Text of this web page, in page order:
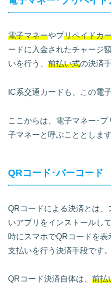
電子マネーやプリペイドカ
ードに入金されたチャージ
いを行う、 前払い式の決済
IC系交通カードも、この電
ここからは、電子マネー･
子マネーと呼ぶこととします
QRコード･バーコード
QRコードによる決済とは
いアプリをインストールし
時にスマホでQRコードを表
支払いを行う決済手段です。
QRコード決済自体は、 前払